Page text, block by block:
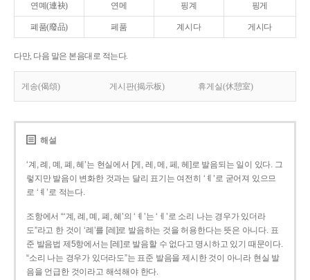
연몌(連袂) 연메 핑계 핑게
폐품(廢品) 페품 계시다 게시다
다만, 다음 말은 본음대로 적는다.
게송(偈頌) 게시판(揭示板) 휴게실(休憩室)
해설
‘계, 례, 몌, 폐, 혜’는 현실에서 [게, 레, 메, 페, 헤]로 발음되는 일이 있다. 그
렇지만 발음이 변화한 것과는 달리 표기는 여전히 ‘ㅖ’로 굳어져 있으므
로 ‘ㅖ’로 적는다.
조항에서 “‘계, 례, 몌, 폐, 혜’의 ‘ㅖ’는 ‘ㅔ’로 소리 나는 경우가 있더라
도”라고 한 것이 ‘례’를 [레]로 발음하는 것을 허용한다는 뜻은 아니다. 표
준 발음법 제5항에서는 [레]로 발음할 수 없다고 명시하고 있기 때문이다.
“소리 나는 경우가 있더라도”는 표준 발음을 제시한 것이 아니라 현실 발
음을 언급한 것이라고 해석해야 한다.